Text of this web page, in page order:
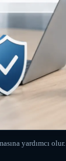
yardımcı olur.